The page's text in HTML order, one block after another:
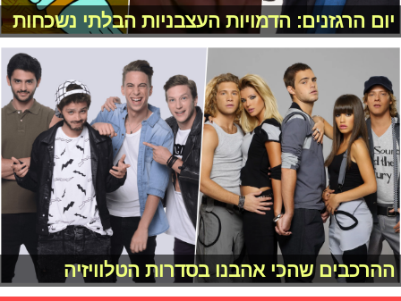
יום הרגזנים: הדמויות העצבניות הבלתי נשכחות
ההרכבים שהכי אהבנו בסדרות הטלוויזיה